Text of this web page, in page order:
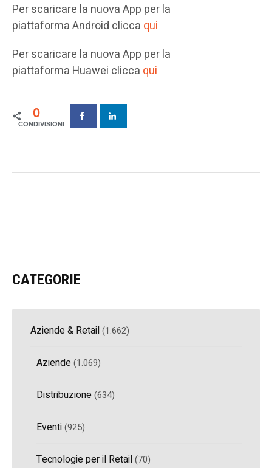
Per scaricare la nuova App per la
piattaforma Android clicca qui
Per scaricare la nuova App per la
piattaforma Huawei clicca qui
0
CATEGORIE
Aziende & Retail(1.662)
Aziende(1.069)
Distribuzione(634)
Eventi(925)
Tecnologie per il Retail(70)